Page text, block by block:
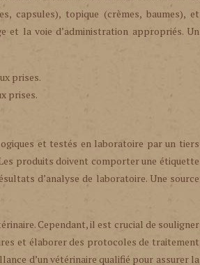
capsules), topique (crèmes, baumes), et
et la voie d’administration appropriés. Un
prises.
prises.
et testés en laboratoire par un tiers
produits doivent comporter une étiquette
d’analyse de laboratoire. Une source
Cependant, il est crucial de souligner
et élaborer des protocoles de traitement
d’un vétérinaire qualifié pour assurer la